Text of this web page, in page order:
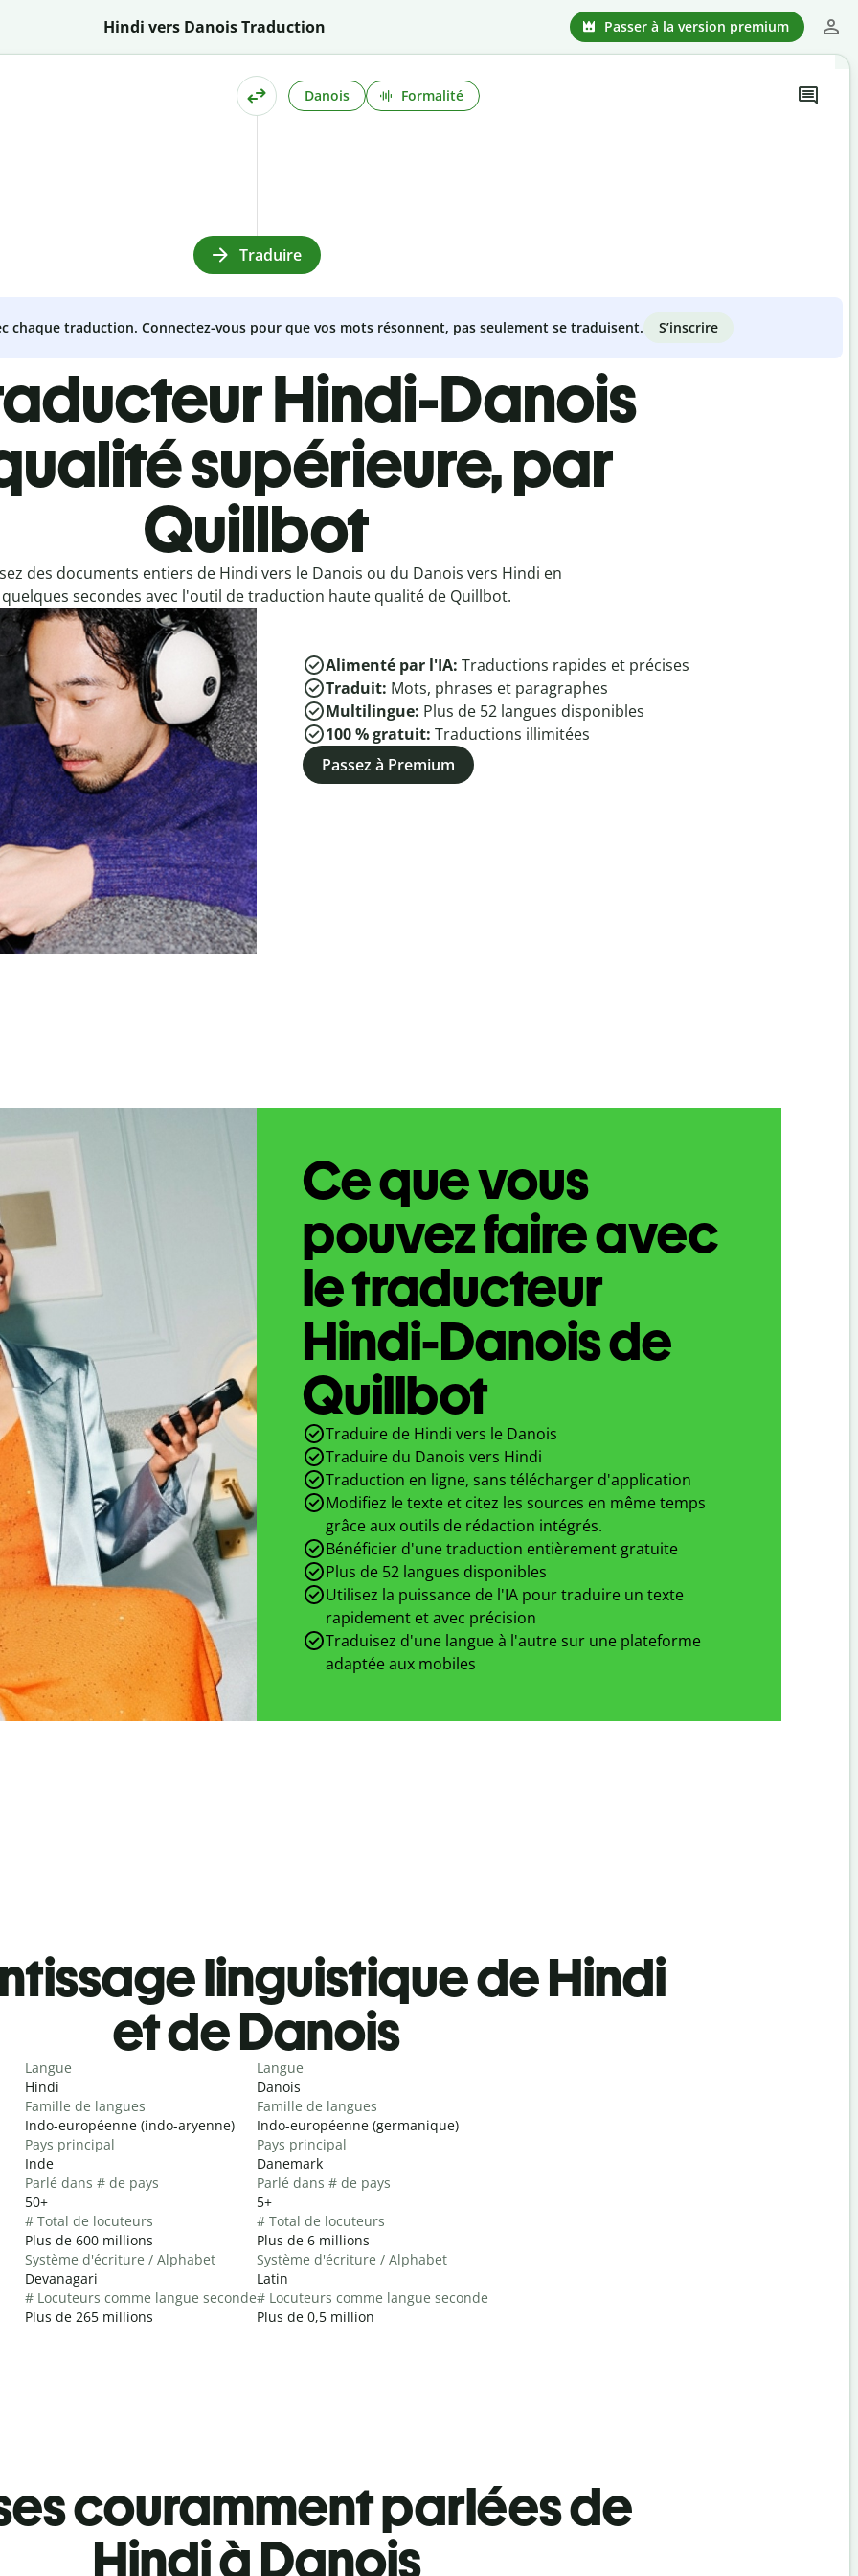
Hindi vers Danois Traduction Passer à la version premium
Danois Formalité
Traduire
chaque traduction. Connectez-vous pour que vos mots résonnent, pas seulement se traduisent. S’inscrire
Hindi-Danois
supérieure, par
Quillbot
des documents entiers de Hindi vers le Danois ou du Danois vers Hindi en
quelques secondes avec l'outil de traduction haute qualité de Quillbot.
Alimenté par l'IA: Traductions rapides et précises
Traduit: Mots, phrases et paragraphes
Multilingue: Plus de 52 langues disponibles
100 % gratuit: Traductions illimitées
Passez à Premium
Ce que vous
pouvez faire avec
le traducteur
Hindi-Danois de
Quillbot
Traduire de Hindi vers le Danois
Traduire du Danois vers Hindi
Traduction en ligne, sans télécharger d'application
Modifiez le texte et citez les sources en même temps
grâce aux outils de rédaction intégrés.
Bénéficier d'une traduction entièrement gratuite
Plus de 52 langues disponibles
Utilisez la puissance de l'IA pour traduire un texte
rapidement et avec précision
Traduisez d'une langue à l'autre sur une plateforme
adaptée aux mobiles
linguistique de Hindi
et de Danois
Langue
Hindi
Famille de langues
Indo-européenne (indo-aryenne)
Pays principal
Inde
Parlé dans # de pays
50+
# Total de locuteurs
Plus de 600 millions
Système d'écriture / Alphabet
Devanagari
# Locuteurs comme langue seconde
Plus de 265 millions
Langue
Danois
Famille de langues
Indo-européenne (germanique)
Pays principal
Danemark
Parlé dans # de pays
5+
# Total de locuteurs
Plus de 6 millions
Système d'écriture / Alphabet
Latin
# Locuteurs comme langue seconde
Plus de 0,5 million
couramment parlées de
Hindi à Danois